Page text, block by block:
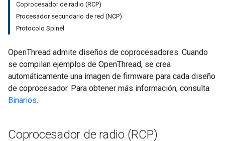
Coprocesador de radio (RCP)
Procesador secundario de red (NCP)
Protocolo Spinel
OpenThread admite diseños de coprocesadores. Cuando
se compilan ejemplos de OpenThread, se crea
automáticamente una imagen de firmware para cada diseño
de coprocesador. Para obtener más información, consulta
Binarios.
Coprocesador de radio (RCP)